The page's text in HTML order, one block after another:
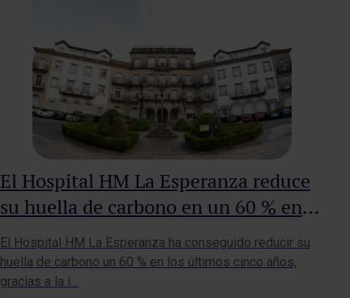
El Hospital HM La Esperanza reduce
su huella de carbono en un 60 % en
los últimos 5 años
El Hospital HM La Esperanza ha conseguido reducir su
huella de carbono un 60 % en los últimos cinco años,
gracias a la i…